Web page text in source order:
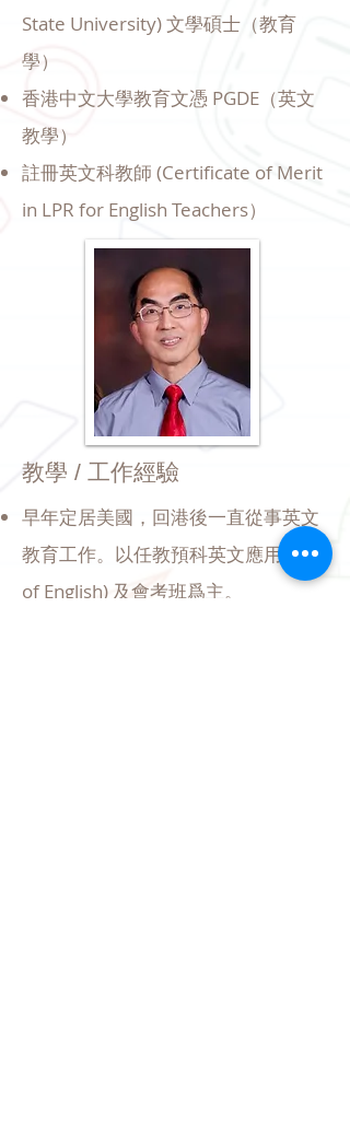
State University) 文學碩士（教育
學）
香港中文大學教育文憑 PGDE（英文
教學）
註冊英文科教師 (Certificate of Merit
in LPR for English Teachers）
教學 / 工作經驗
早年定居美國，回港後一直從事英文
教育工作。以任教預科英文應用(Use
of English) 及會考班爲主。